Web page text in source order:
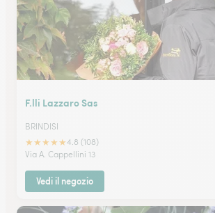
F.lli Lazzaro Sas
BRINDISI
★★★★★4.8 (108)
Via A. Cappellini 13
Vedi il negozio